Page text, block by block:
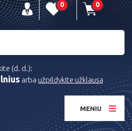
0 0
(d. d.):
arba užpildykite užklausą
MENIU